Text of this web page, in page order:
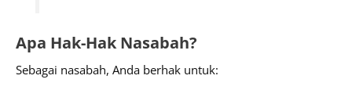
Apa Hak-Hak Nasabah?
Sebagai nasabah, Anda berhak untuk: